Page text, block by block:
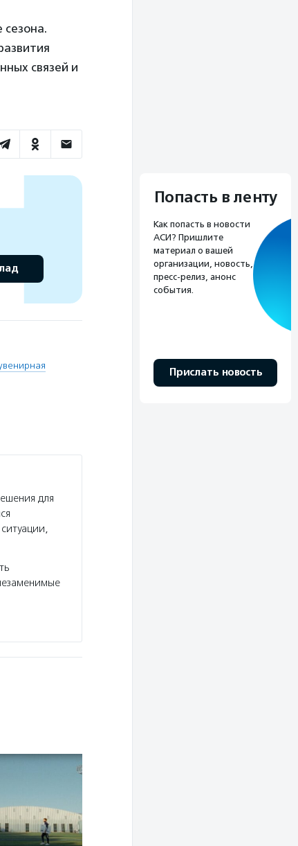
сезона.
связей и
для
Попасть в ленту
Как попасть в новости
АСИ? Пришлите
материал о вашей
организации, новость,
пресс-релиз, анонс
события.
Прислать новость